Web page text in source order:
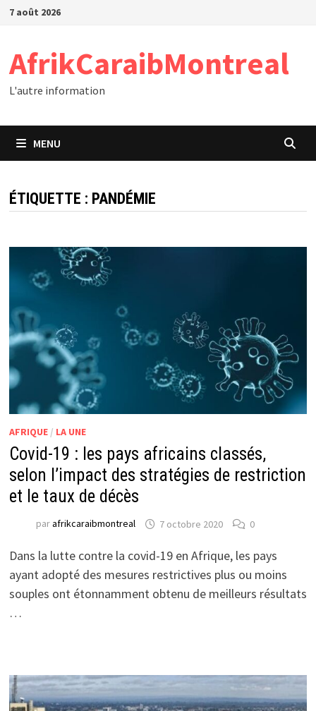
Passer
7 août 2026
AfrikCaraibMontreal
L'autre information
MENU
ÉTIQUETTE : PANDÉMIE
AFRIQUE/ LA UNE
Covid-19 : les pays africains classés,
selon l’impact des stratégies de restriction
et le taux de décès
parafrikcaraibmontreal 7 octobre 2020 0
Dans la lutte contre la covid-19 en Afrique, les pays
ayant adopté des mesures restrictives plus ou moins
souples ont étonnamment obtenu de meilleurs résultats
…